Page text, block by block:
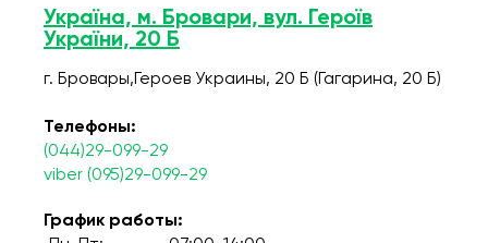
Україна, м. Бровари, вул. Героїв
України, 20 Б
г. Бровары,Героев Украины, 20 Б (Гагарина, 20 Б)
Телефоны:
(044)29-099-29
viber (095)29-099-29
График работы: